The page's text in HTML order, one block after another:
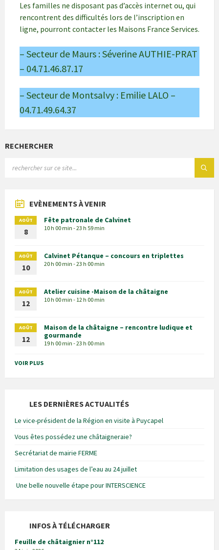
Les familles ne disposant pas d’accès internet ou, qui
rencontrent des difficultés lors de l’inscription en
ligne, pourront contacter les Maisons France Services.
– Secteur de Maurs : Séverine AUTHIE-PRAT
– 04.71.46.87.17
– Secteur de Montsalvy : Emilie LALO –
04.71.49.64.37
RECHERCHER
EVÈNEMENTS À VENIR
AOÛT
8
Fête patronale de Calvinet
10 h 00 min - 23 h 59 min
AOÛT
10
Calvinet Pétanque – concours en triplettes
20 h 00 min - 23 h 00 min
AOÛT
12
Atelier cuisine -Maison de la châtaigne
10 h 00 min - 12 h 00 min
AOÛT
12
Maison de la châtaigne – rencontre ludique et
gourmande
19 h 00 min - 23 h 00 min
VOIR PLUS
LES DERNIÈRES ACTUALITÉS
Le vice-président de la Région en visite à Puycapel
Vous êtes possédez une châtaigneraie?
Secrétariat de mairie FERME
Limitation des usages de l’eau au 24 juillet
Une belle nouvelle étape pour INTERSCIENCE
INFOS À TÉLÉCHARGER
Feuille de châtaignier n°112